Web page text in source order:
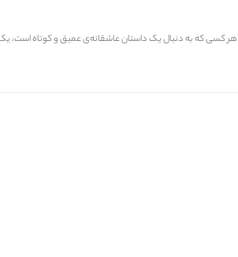
هر کسی که به دنبال یک داستان عاشقانه‌ی عمیق و کوتاه